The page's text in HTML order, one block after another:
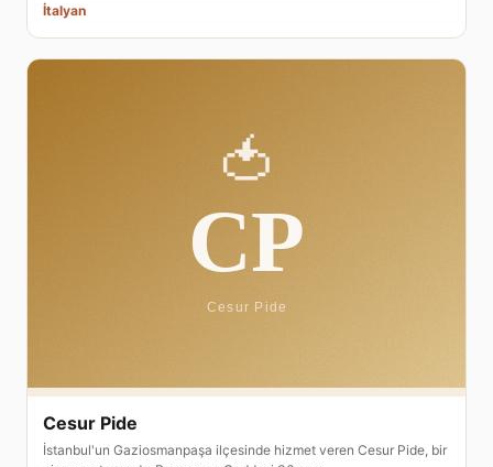
İtalyan
Cesur Pide
İstanbul'un Gaziosmanpaşa ilçesinde hizmet veren Cesur Pide, bir